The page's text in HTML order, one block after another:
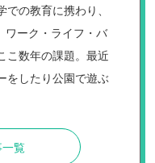
の教育に携わり、
ワーク・ライフ・バ
こ数年の課題。最近
をしたり公園で遊ぶ
覧